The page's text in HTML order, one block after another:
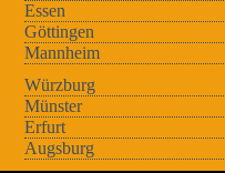
Essen
Göttingen
Mannheim
Würzburg
Münster
Erfurt
Augsburg